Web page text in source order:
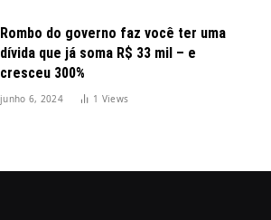
Rombo do governo faz você ter uma
dívida que já soma R$ 33 mil – e
cresceu 300%
junho 6, 2024 1 Views